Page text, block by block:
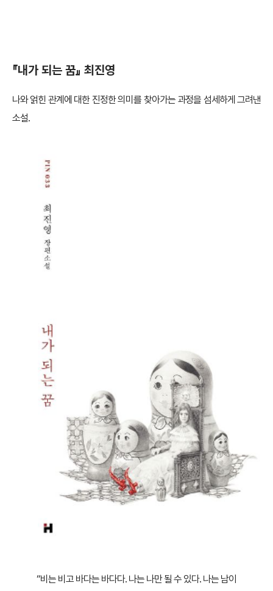
『내가 되는 꿈』 최진영
나와 얽힌 관계에 대한 진정한 의미를 찾아가는 과정을 섬세하게 그려낸
소설.
“비는 비고 바다는 바다다. 나는 나만 될 수 있다. 나는 남이